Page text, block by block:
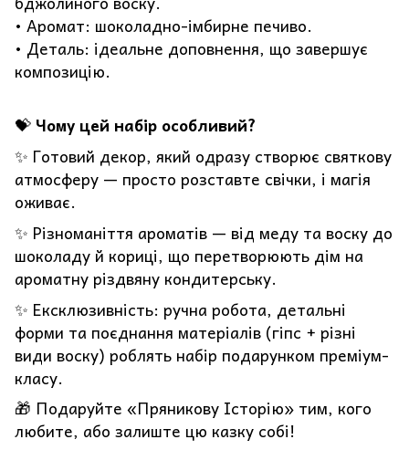
• Аромат: шоколадно-імбирне печиво.
• Деталь: ідеальне доповнення, що завершує
композицію.
💝 Чому цей набір особливий?
✨ Готовий декор, який одразу створює святкову
атмосферу — просто розставте свічки, і магія
оживає.
✨ Різноманіття ароматів — від меду та воску до
шоколаду й кориці, що перетворюють дім на
ароматну різдвяну кондитерську.
✨ Ексклюзивність: ручна робота, детальні
форми та поєднання матеріалів (гіпс + різні
види воску) роблять набір подарунком преміум-
класу.
🎁 Подаруйте «Пряникову Історію» тим, кого
любите, або залиште цю казку собі!